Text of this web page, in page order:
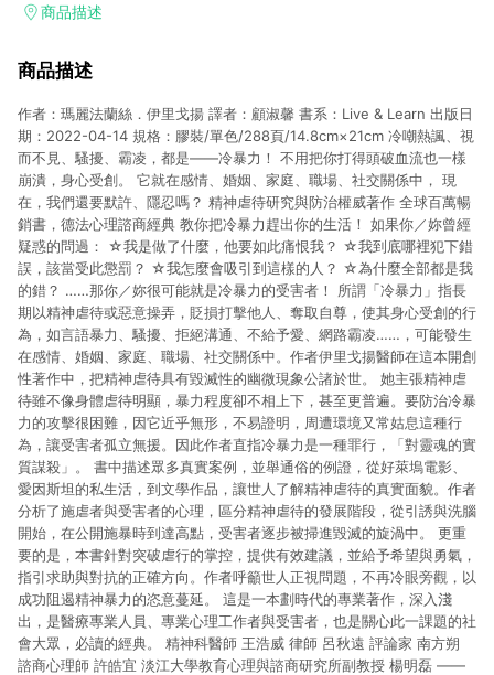
Smart mobile、神腦生活、JS巨盛、樂天KOBO電子書，請詳閱
台灣樂天市場，並在同一瀏覽器於24小時內結帳，才享有 LINE
市場 45 天內完成訂單出貨及結帳，則不符合贈點資格。 (4) 如
使用APP、或中途瀏覽比價網、回饋網、Google等其他網頁、或
由網頁版(電腦版/手機版網頁)切換為App都將會造成追蹤中斷而
無法進行 LINE POINTS 回饋。 (5) LINE 購物為購物資訊整合性
平台，商品資料更新會有時間差，如顯示之商品規格、顏色、價
位、贈品與台灣樂天市場銷售網頁不符，以銷售網頁標示為準。
(6) 導購訂單已逾 365 天，根據台灣樂天回饋規定，逾期訂單將
不符合回饋資格。 (7) 若上述或其他原因，致使消費者無接收到
點數回饋或點數回饋有爭議，台灣樂天市場保有更改條款與法律
追訴之權利，活動詳情以樂天市場網站公告為準。
商品描述
商品描述
作者：瑪麗法蘭絲．伊里戈揚 譯者：顧淑馨 書系：Live & Learn 出版日
期：2022-04-14 規格：膠裝/單色/288頁/14.8cm×21cm 冷嘲熱諷、視
而不見、騷擾、霸凌，都是——冷暴力！ 不用把你打得頭破血流也一樣
崩潰，身心受創。 它就在感情、婚姻、家庭、職場、社交關係中， 現
在，我們還要默許、隱忍嗎？ 精神虐待研究與防治權威著作 全球百萬暢
銷書，德法心理諮商經典 教你把冷暴力趕出你的生活！ 如果你／妳曾經
疑惑的問過： ☆我是做了什麼，他要如此痛恨我？ ☆我到底哪裡犯下錯
誤，該當受此懲罰？ ☆我怎麼會吸引到這樣的人？ ☆為什麼全部都是我
的錯？ ……那你／妳很可能就是冷暴力的受害者！ 所謂「冷暴力」指長
期以精神虐待或惡意操弄，貶損打擊他人、奪取自尊，使其身心受創的行
為，如言語暴力、騷擾、拒絕溝通、不給予愛、網路霸凌……，可能發生
在感情、婚姻、家庭、職場、社交關係中。作者伊里戈揚醫師在這本開創
性著作中，把精神虐待具有毀滅性的幽微現象公諸於世。 她主張精神虐
待雖不像身體虐待明顯，暴力程度卻不相上下，甚至更普遍。要防治冷暴
力的攻擊很困難，因它近乎無形，不易證明，周遭環境又常姑息這種行
為，讓受害者孤立無援。因此作者直指冷暴力是一種罪行，「對靈魂的實
質謀殺」。 書中描述眾多真實案例，並舉通俗的例證，從好萊塢電影、
愛因斯坦的私生活，到文學作品，讓世人了解精神虐待的真實面貌。作者
分析了施虐者與受害者的心理，區分精神虐待的發展階段，從引誘與洗腦
開始，在公開施暴時到達高點，受害者逐步被掃進毀滅的旋渦中。 更重
要的是，本書針對突破虐行的掌控，提供有效建議，並給予希望與勇氣，
指引求助與對抗的正確方向。作者呼籲世人正視問題，不再冷眼旁觀，以
成功阻遏精神暴力的恣意蔓延。 這是一本劃時代的專業著作，深入淺
出，是醫療專業人員、專業心理工作者與受害者，也是關心此一課題的社
會大眾，必讀的經典。 精神科醫師 王浩威 律師 呂秋遠 評論家 南方朔
諮商心理師 許皓宜 淡江大學教育心理與諮商研究所副教授 楊明磊 ——